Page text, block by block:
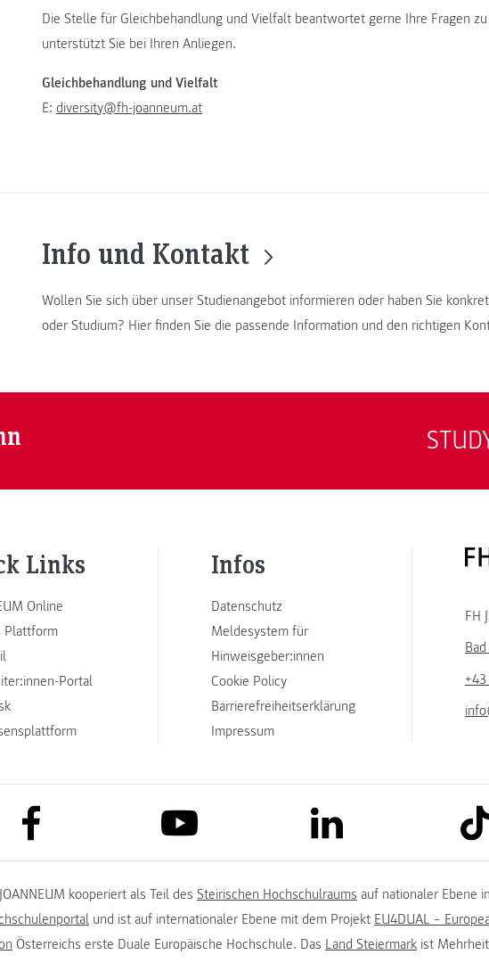
Die Stelle für Gleichbehandlung und Vielfalt beantwortet gerne Ihre Fragen
unterstützt Sie bei Ihren Anliegen.
Gleichbehandlung und Vielfalt
E: diversity@fh-joanneum.at
Info und Kontakt
Wollen Sie sich über unser Studienangebot informieren oder haben Sie
oder Studium? Hier finden Sie die passende Information und den richtigen
Links
Online
Plattform
Portal
Infos
Datenschutz
Meldesystem für
Hinweisgeber:innen
Cookie Policy
Barrierefreiheitserklärung
Impressum
FH
link to facebook link to youtube link to linkedin
kooperiert als Teil des Steirischen Hochschulraums auf nationaler Ebene
und ist auf internationaler Ebene mit dem Projekt EU4DUAL –
Österreichs erste Duale Europäische Hochschule. Das Land Steiermark ist